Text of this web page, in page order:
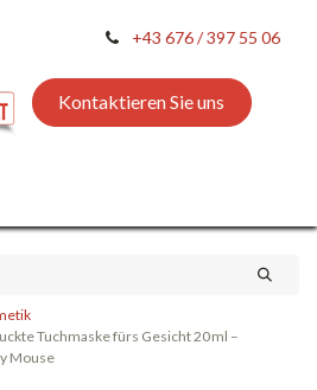
+43 676 / 397 55 06
Kontaktieren Sie uns
Tuchmaske fürs Gesicht 20 ml –
Mouse